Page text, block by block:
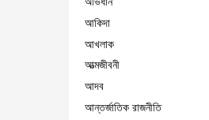
আকিদা
আখলাক
আত্মজীবনী
আদব
আন্তর্জাতিক রাজনীতি